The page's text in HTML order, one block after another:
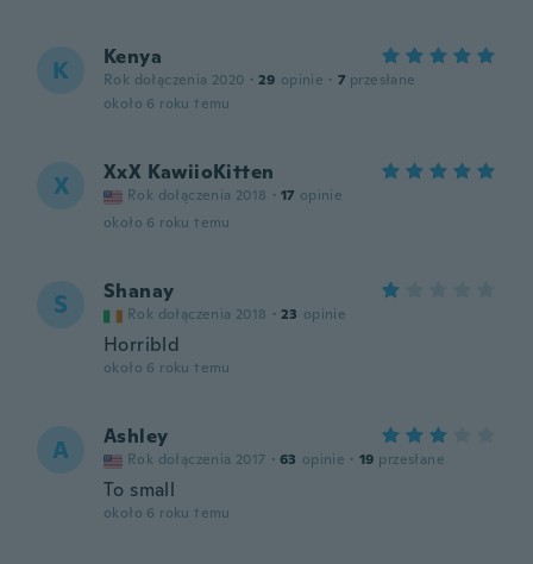
K Kenya
Rok dołączenia 2020 · 29 opinie · 7 przesłane
około 6 roku temu
X XxX KawiioKitten
Rok dołączenia 2018 · 17 opinie
około 6 roku temu
S Shanay
Rok dołączenia 2018 · 23 opinie
Horribld
około 6 roku temu
A Ashley
Rok dołączenia 2017 · 63 opinie · 19 przesłane
To small
około 6 roku temu